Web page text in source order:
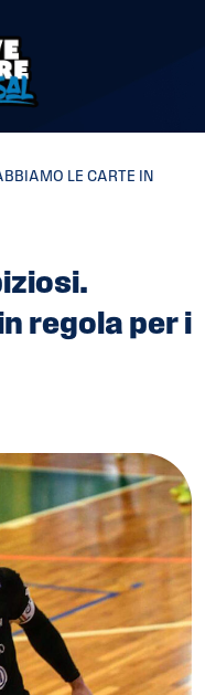
LE CARTE IN
regola per i